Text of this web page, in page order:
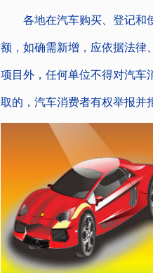
各地在汽车购买、登记和使
额，如确需新增，应依据法律
项目外，任何单位不得对汽车
取的，汽车消费者有权举报并